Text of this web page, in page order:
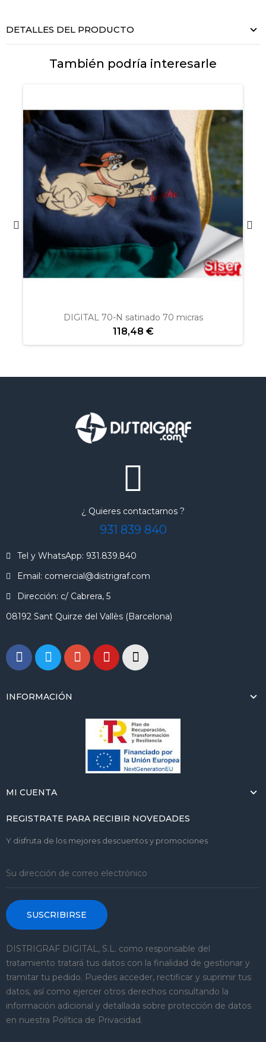
DETALLES DEL PRODUCTO
También podría interesarle
DIGITAL 70-N satinado 70 micras
118,48 €
¿ Quieres contactarnos ?
931 839 840
Tel y WhatsApp: 931.839.840
Email: comercial@distrigraf.com
Dirección: c/ Cabrera, 5
08192 Sant Quirze del Vallès (Barcelona)
INFORMACIÓN
MI CUENTA
REGISTRATE PARA RECIBIR NOVEDADES
Y disfruta de los mejores descuentos y promociones
SUSCRIBIRSE
DISTRIGRAF DIGITAL, S.L. como responsable del
tratamiento tratará tus datos con la finalidad de gestionar y
tramitar tu pedido. Puedes acceder, rectificar y suprimir tus
datos, así como ejercer otros derechos consultando la
información adicional y detallada sobre protección de datos
en nuestra Política de Privacidad.